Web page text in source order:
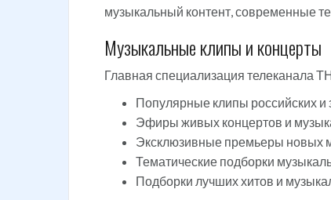
музыкальный контент, современные
Музыкальные клипы и концерты
Главная специализация телеканала
Популярные клипы российских
Эфиры живых концертов и
Эксклюзивные премьеры новых
Тематические подборки
Подборки лучших хитов и